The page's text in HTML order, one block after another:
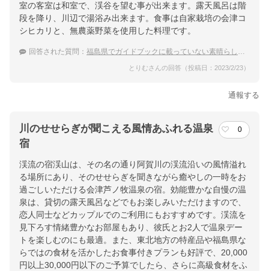
室の客室は和室で、渓谷を望む事が出来ます。露天風呂は階
段を降り、川辺で湯浴み出来ます。食事は自家栽培の会津コ
シヒカリと、無農薬野菜を使用した料理です。
回答された質問： 福島県でガイドブックに載っていない素晴らしい温泉宿
とりむさんの回答（投稿日：2023/2/23）
通報する
川のせせらぎが聞こえる風情あふれる温泉
宿
0
渓流の宿渓山は、その名の通り阿賀川の渓流沿いの風情溢れ
る場所にあり、そのせせらぎを聞きながら癒やしの一時をお
過ごしいただける会津芦ノ牧温泉の宿。効能豊かな自慢の温
泉は、貸切の露天風呂などでもお楽しみいただけますので、
恋人同士などカップルでのご利用にもおすすめです。渓流を
見下ろす情緒豊かなお部屋もあり、彼氏とお2人で温泉デー
トを楽しむのにも最適。また、東北地方の特産品や福島県な
らではの食材を活かしたお食事付きプランも好評で、20,000
円以上30,000円以下のご予算でしたら、さらに高級食材をふ